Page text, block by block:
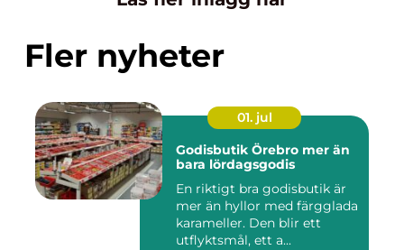
Fler nyheter
01. jul
Godisbutik Örebro mer än
bara lördagsgodis
En riktigt bra godisbutik är
mer än hyllor med färgglada
karameller. Den blir ett
utflyktsmål, ett a...